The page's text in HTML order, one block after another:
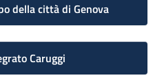
della città di Genova
Caruggi